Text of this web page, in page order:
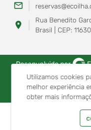
Utilizamos cookies
melhor experiência
obter mais
mail_outline
location_on
Rua Benedito
Brasil | CEP:
Desenvolvido por